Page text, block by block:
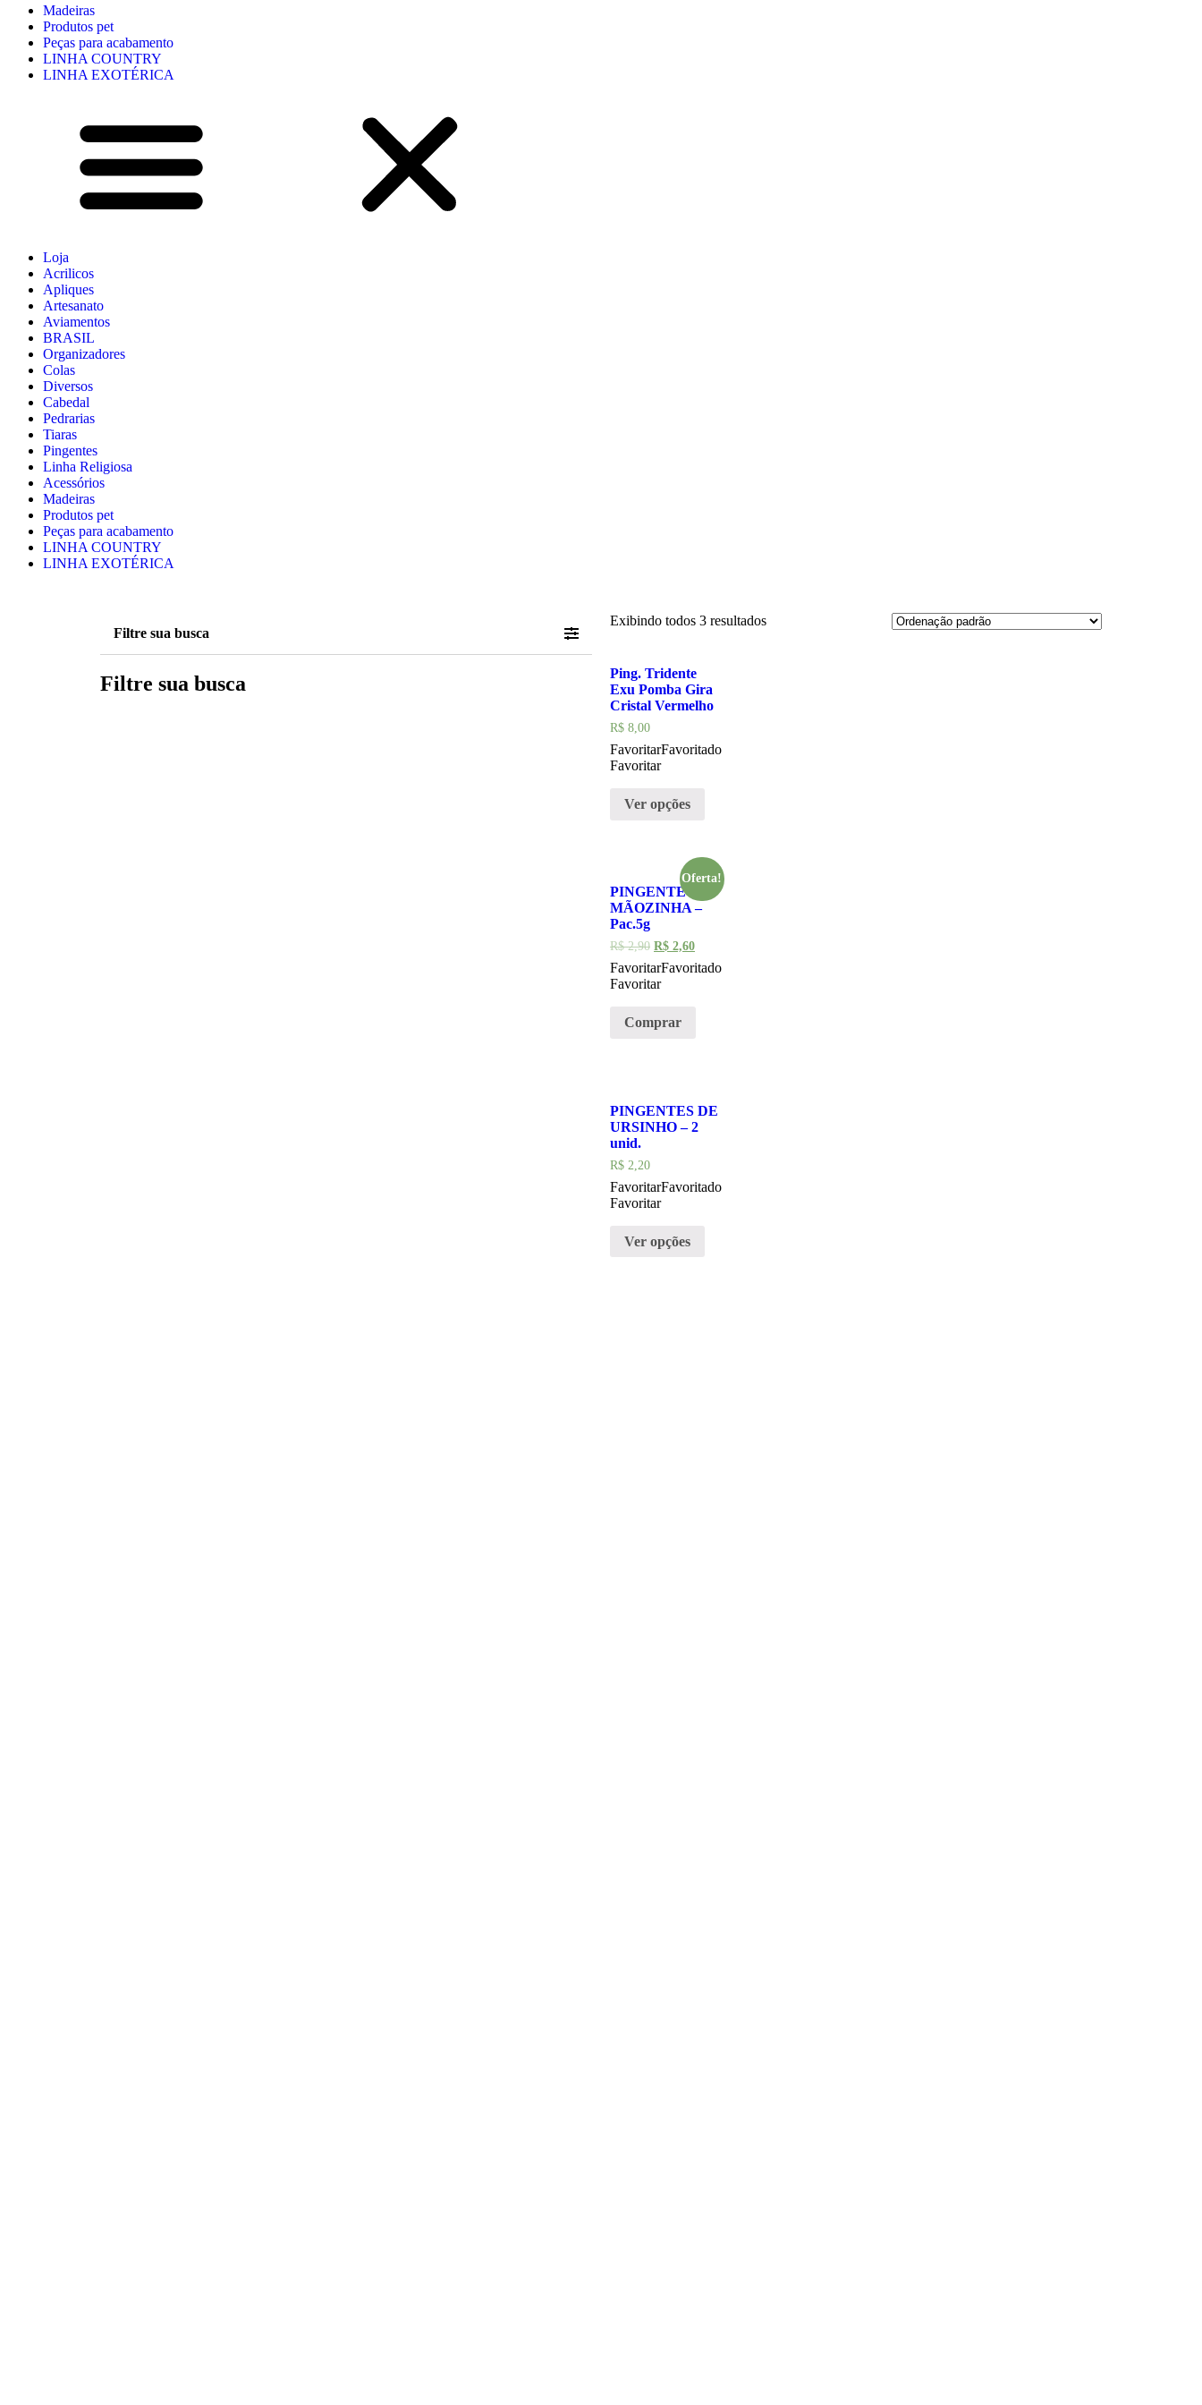
Madeiras
Produtos pet
Peças para acabamento
LINHA COUNTRY
LINHA EXOTÉRICA
Loja
Acrilicos
Apliques
Artesanato
Aviamentos
BRASIL
Organizadores
Colas
Diversos
Cabedal
Pedrarias
Tiaras
Pingentes
Linha Religiosa
Acessórios
Madeiras
Produtos pet
Peças para acabamento
LINHA COUNTRY
LINHA EXOTÉRICA
Filtre sua busca
Filtre sua busca
Exibindo todos 3 resultados
Ping. Tridente
Exu Pomba Gira
Cristal Vermelho
R$ 8,00
FavoritarFavoritado
Favoritar
Ver opções
Oferta!
PINGENTE
MÃOZINHA –
Pac.5g
R$2,90 R$ 2,60
FavoritarFavoritado
Favoritar
Comprar
PINGENTES DE
URSINHO – 2
unid.
R$ 2,20
FavoritarFavoritado
Favoritar
Ver opções